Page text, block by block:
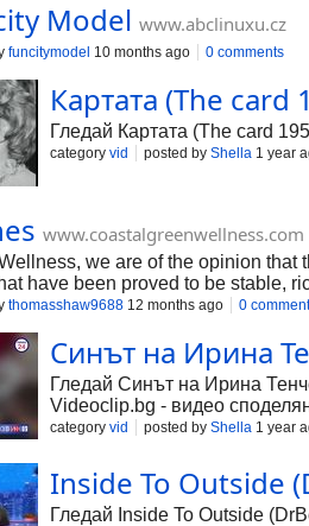
Model www.abclinuxu.cz
funcitymodel 10 months ago 0 comments
Картата (The
Гледай Картата (The card
category vid posted by Shella 1 year
www.coastalgreenwellness.com
we are of the opinion
have been proved to be stable,
strain maintains its unique
thomasshaw9688 12 months ago 0
Синът на Ирина
Гледай Синът на Ирина
Videoclip.bg - видео
category vid posted by Shella 1 year
Inside To Outside
Гледай Inside To Outside